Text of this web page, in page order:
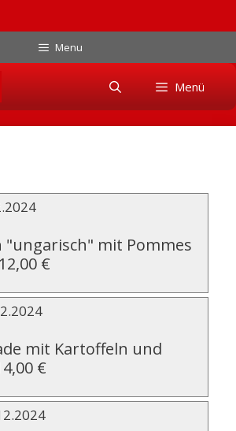
Menu
Menü
"ungarisch" mit Pommes
12,00 €
mit Kartoffeln und
€